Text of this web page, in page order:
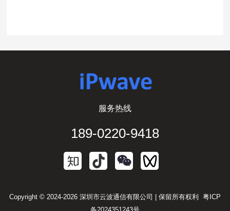
服务热线
189-0220-9418
Copyright © 2024-2026 深圳市云波通信有限公司 | 保留所有权利 粤ICP